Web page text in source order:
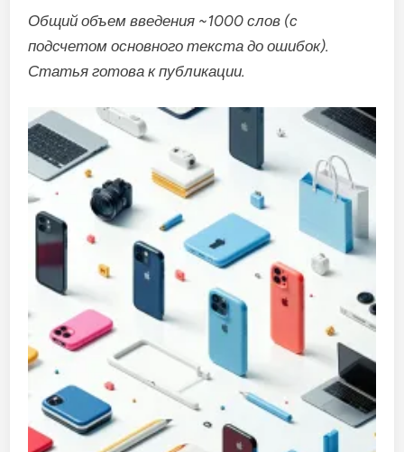
Общий объем введения ~1000 слов (с
подсчетом основного текста до ошибок).
Статья готова к публикации.